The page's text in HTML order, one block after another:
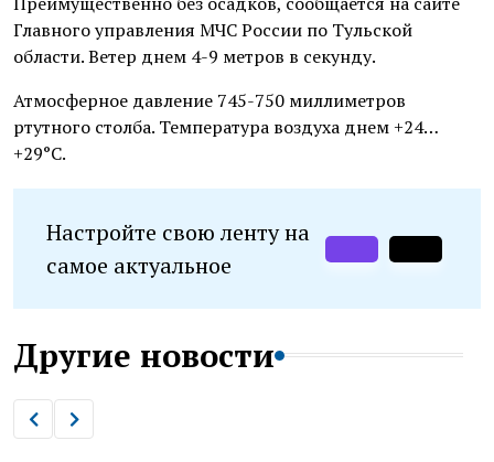
Главного управления МЧС России по Тульской
области. Ветер днем 4-9 метров в секунду.
Атмосферное давление 745-750 миллиметров
ртутного столба. Температура воздуха днем +24…
+29°С.
Настройте свою ленту на
самое актуальное
Другие новости